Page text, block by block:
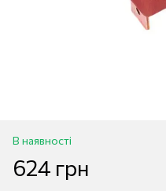
В наявності
624 грн